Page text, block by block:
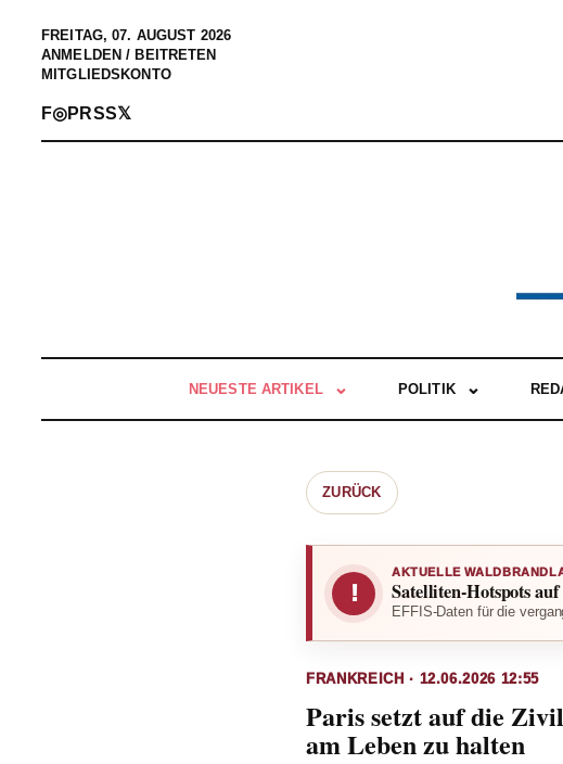
FREITAG, 07. AUGUST 2026
ANMELDEN / BEITRETEN
MITGLIEDSKONTO
F◎PRSS𝕏
NEUESTE ARTIKEL POLITIK
ZURÜCK
!
AKTUELLE
Satelliten-Hotspots
EFFIS-Daten für die
FRANKREICH · 12.06.2026 12:55
Paris setzt auf die
am Leben zu halten